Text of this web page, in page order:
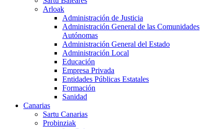
Arloak
Administración de Justicia
Administración General de las Comunidades
Autónomas
Administración General del Estado
Administración Local
Educación
Empresa Privada
Entidades Públicas Estatales
Formación
Sanidad
Canarias
Sartu Canarias
Probinziak